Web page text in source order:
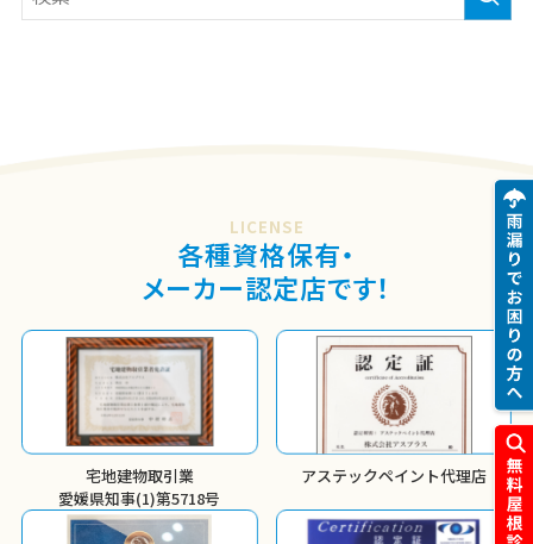
LICENSE
各種資格保有・
メーカー認定店です！
宅地建物取引業
愛媛県知事(1)第5718号
アステックペイント代理店